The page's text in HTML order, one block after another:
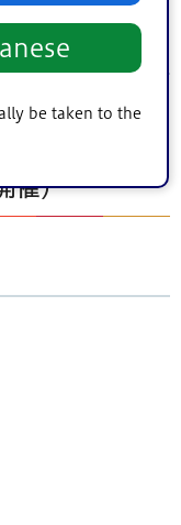
be taken to the
催）